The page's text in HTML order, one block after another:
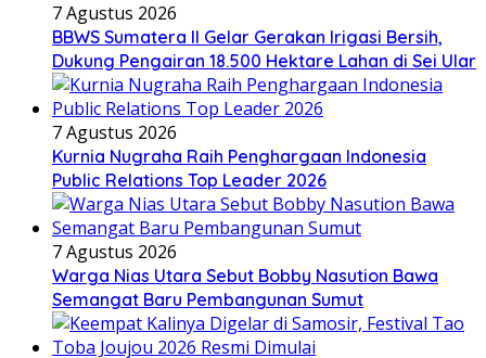
7 Agustus 2026
BBWS Sumatera II Gelar Gerakan Irigasi Bersih,
Dukung Pengairan 18.500 Hektare Lahan di Sei Ular
7 Agustus 2026
Kurnia Nugraha Raih Penghargaan Indonesia
Public Relations Top Leader 2026
7 Agustus 2026
Warga Nias Utara Sebut Bobby Nasution Bawa
Semangat Baru Pembangunan Sumut